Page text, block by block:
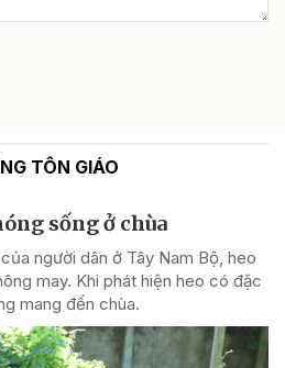
TÔN GIÁO
sống ở chùa
người dân ở Tây Nam Bộ, heo
may. Khi phát hiện heo có đặc
mang đến chùa.